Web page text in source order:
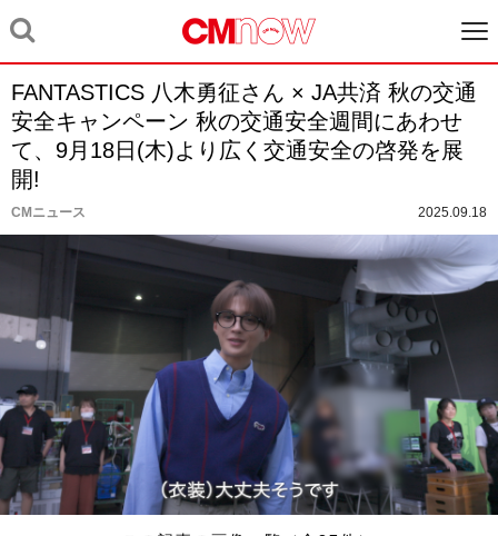
FANTASTICS 八木勇征さん × JA共済 秋の交通
安全キャンペーン 秋の交通安全週間にあわせ
て、9月18日(木)より広く交通安全の啓発を展
開!
CMニュース 2025.09.18